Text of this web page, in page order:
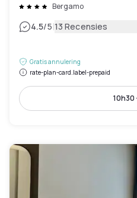
Bergamo
4.5/5|13 Recensies
Gratis annulering
rate-plan-card.label-prepaid
10h30